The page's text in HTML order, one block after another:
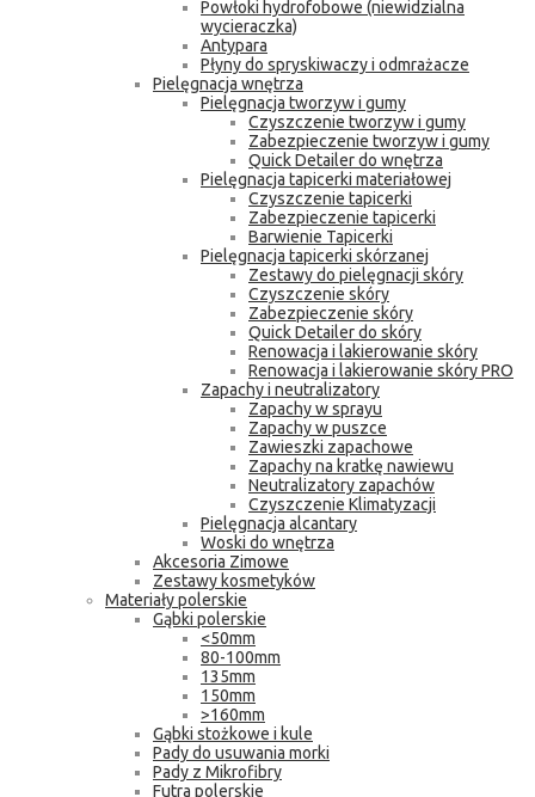
Powłoki hydrofobowe (niewidzialna
wycieraczka)
Antypara
Płyny do spryskiwaczy i odmrażacze
Pielęgnacja wnętrza
Pielęgnacja tworzyw i gumy
Czyszczenie tworzyw i gumy
Zabezpieczenie tworzyw i gumy
Quick Detailer do wnętrza
Pielęgnacja tapicerki materiałowej
Czyszczenie tapicerki
Zabezpieczenie tapicerki
Barwienie Tapicerki
Pielęgnacja tapicerki skórzanej
Zestawy do pielęgnacji skóry
Czyszczenie skóry
Zabezpieczenie skóry
Quick Detailer do skóry
Renowacja i lakierowanie skóry
Renowacja i lakierowanie skóry PRO
Zapachy i neutralizatory
Zapachy w sprayu
Zapachy w puszce
Zawieszki zapachowe
Zapachy na kratkę nawiewu
Neutralizatory zapachów
Czyszczenie Klimatyzacji
Pielęgnacja alcantary
Woski do wnętrza
Akcesoria Zimowe
Zestawy kosmetyków
Materiały polerskie
Gąbki polerskie
<50mm
80-100mm
135mm
150mm
>160mm
Gąbki stożkowe i kule
Pady do usuwania morki
Pady z Mikrofibry
Futra polerskie